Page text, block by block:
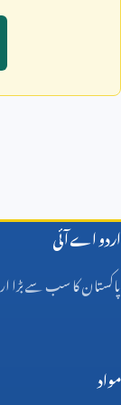
اردو اے آئی
پاکستان کا سب سے بڑا
مواد